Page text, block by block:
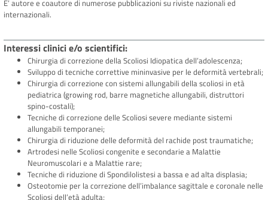
E’ autore e coautore di numerose pubblicazioni su riviste nazionali ed
internazionali.
Interessi clinici e/o scientifici
Chirurgia di correzione della Scoliosi Idiopatica dell’adolescenza;
Sviluppo di tecniche correttive mininvasive per le deformità vertebrali;
Chirurgia di correzione con sistemi allungabili della scoliosi in età
pediatrica (growing rod, barre magnetiche allungabili, distruttori
spino-costali);
Tecniche di correzione delle Scoliosi severe mediante sistemi
allungabili temporanei;
Chirurgia di riduzione delle deformità del rachide post traumatiche;
Artrodesi nelle Scoliosi congenite e secondarie a Malattie
Neuromuscolari e a Malattie rare;
Tecniche di riduzione di Spondilolistesi a bassa e ad alta displasia;
Osteotomie per la correzione dell’imbalance sagittale e coronale nelle
Scoliosi dell’età adulta;